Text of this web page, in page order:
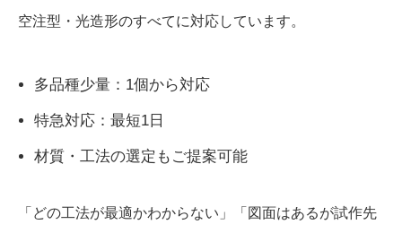
空注型・光造形のすべてに対応しています。
多品種少量：1個から対応
特急対応：最短1日
材質・工法の選定もご提案可能
「どの工法が最適かわからない」「図面はあるが試作先